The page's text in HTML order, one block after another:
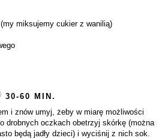
miksujemy cukier z wanilią)
30-60 MIN.
i znów umyj, żeby w miarę możliwości
drobnych oczkach obetrzyj skórkę (można
będą jadły dzieci) i wyciśnij z nich sok.